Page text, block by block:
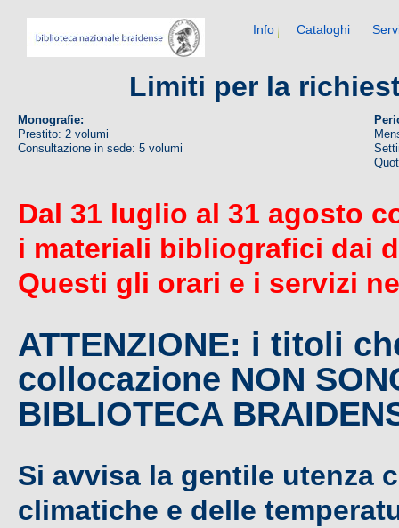
Info Cataloghi
Limiti per la
Monografie:
Prestito: 2 volumi
Consultazione in sede: 5 volumi
Dal 31 luglio al 31 agosto
i materiali bibliografici dai
Questi gli orari e i servizi
ATTENZIONE: i titoli
collocazione NON
BIBLIOTECA
Si avvisa la gentile utenza
climatiche e delle